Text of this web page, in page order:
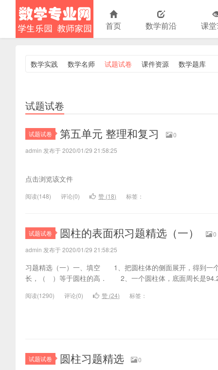
小学数学
首页 数学前沿 课
数学实践 数学名师 试题试卷 课件资源 数学题库
试题试卷
试题试卷 第五单元 整理和复习
0
admin 发布于 2020/01/29 21:58:25
点击浏览该文件
阅读(148) 评论(0) 赞 (18) 标签：
试题试卷 圆柱的表面积习题精选（一）
0
admin 发布于 2020/01/29 21:58:25
习题精选（一）一、填空 1、把圆柱体的侧面展开，得到
长，（ ）等于圆柱的高． 2、一个圆柱体，底面周长是
阅读(1290) 评论(0) 赞 (24) 标签：
试题试卷 圆柱习题精选
0